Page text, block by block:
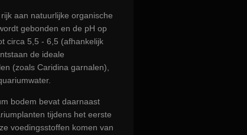
rijk aan natuurlijke organische
gebonden en de pH op
circa 5,5 - 6,5 (afhankelijk
de ideale
(zoals Caridina garnalen),
bodem bevat daarnaast
tijdens het eerste
voedingsstoffen komen van